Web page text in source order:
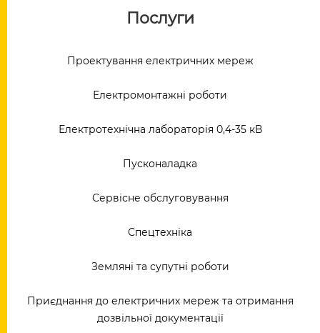
Послуги
Проектування електричних мереж
Електромонтажні роботи
Електротехнічна лабораторія 0,4-35 кВ
Пусконаладка
Сервісне обслуговування
Спецтехніка
Земляні та супутні роботи
Приєднання до електричних мереж та отримання
дозвільної документації